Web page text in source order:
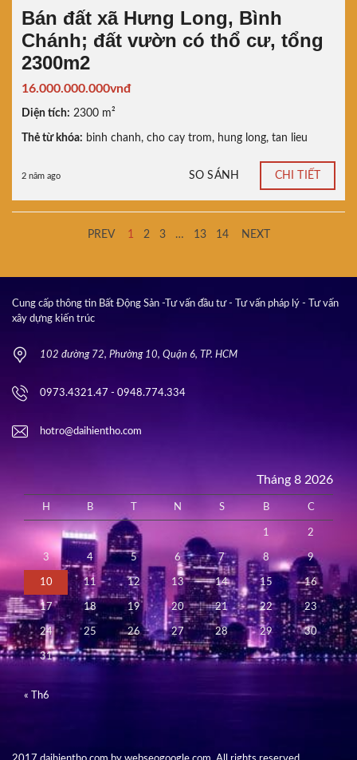
Bán đất xã Hưng Long, Bình
Chánh; đất vườn có thổ cư, tổng
2300m2
16.000.000.000vnđ
Diện tích: 2300 m²
Thẻ từ khóa: binh chanh, cho cay trom, hung long, tan lieu
2 năm ago SO SÁNH CHI TIẾT
PREV 1 2 3 … 13 14 NEXT
Cung cấp thông tin Bất Động Sản -Tư vấn đầu tư - Tư vấn pháp lý - Tư vấn
xây dựng kiến trúc
102 đường 72, Phường 10, Quận 6, TP. HCM
0973.4321.47 - 0948.774.334
hotro@daihientho.com
Tháng 8 2026
H B N S B C
1 2
3 4 5 6 7 8 9
10 11 12 13 14 15 16
17 18 19 20 21 22 23
24 25 26 27 28 29 30
31
« Th6